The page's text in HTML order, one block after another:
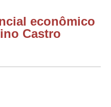
econômico
Castro